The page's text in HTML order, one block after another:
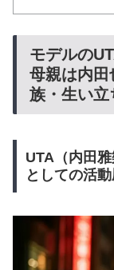
モデルの
母親は内田
族・生い立
UTA（内田
としての活